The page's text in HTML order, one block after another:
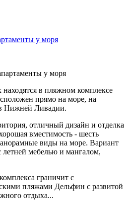
у моря
в пляжном комплексе
прямо на море, на
Нижней Ливадии.
отличный дизайн и отделка
вместимость - шесть
виды на море. Вариант
мебелью и мангалом,
граничит с
пляжами Дельфин с развитой
отдыха...